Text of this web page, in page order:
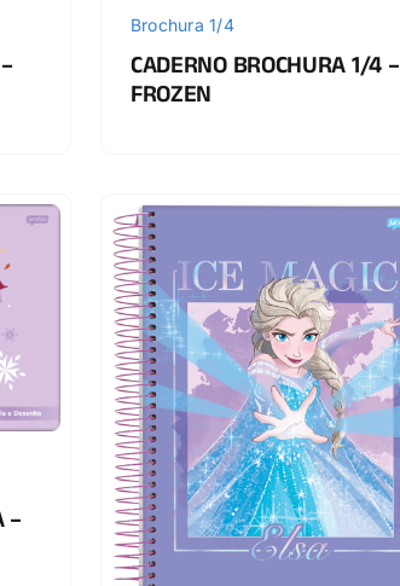
Brochura 1/4
CADERNO BROCHURA 1/4 –
FROZEN
–